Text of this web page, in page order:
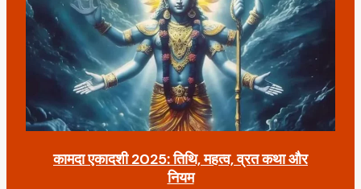
कामदा एकादशी 2025: तिथि, महत्व, व्रत कथा और
नियम